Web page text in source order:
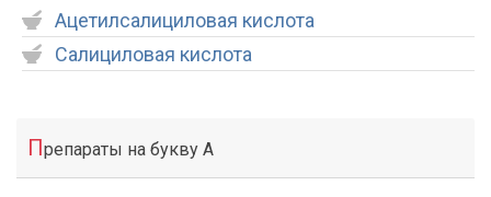
Ацетилсалициловая кислота
Салициловая кислота
Препараты на букву А